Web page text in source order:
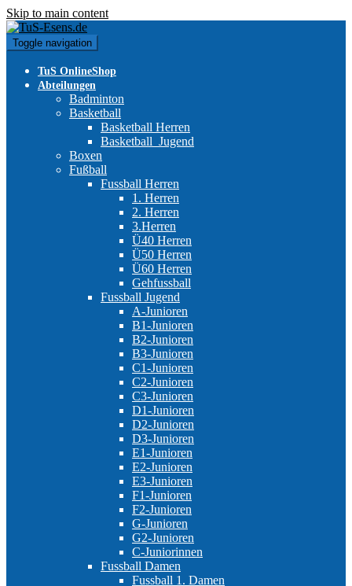
Skip to main content
Toggle navigation
TuS OnlineShop
Abteilungen
Badminton
Basketball
Basketball Herren
Basketball_Jugend
Boxen
Fußball
Fussball Herren
1. Herren
2. Herren
3.Herren
Ü40 Herren
Ü50 Herren
Ü60 Herren
Gehfussball
Fussball Jugend
A-Junioren
B1-Junioren
B2-Junioren
B3-Junioren
C1-Junioren
C2-Junioren
C3-Junioren
D1-Junioren
D2-Junioren
D3-Junioren
E1-Junioren
E2-Junioren
E3-Junioren
F1-Junioren
F2-Junioren
G-Junioren
G2-Junioren
C-Juniorinnen
Fussball Damen
Fussball 1. Damen